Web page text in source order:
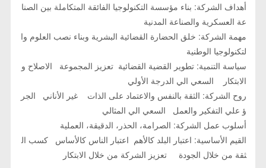
أهداف الشركة: بناء مؤسسة التكنولوجيا الفائقة المتكاملة بين الصنا
عة العسكرية والصناعة المدنية
مهمة الشركة: خلق الحضارة القضائية البشرية وبناء نصب العلوم وا
لتكنولوجيا الوطنية
سياسة التنمية: تطوير القضية القضائية تعزيز المجموعة الاصلاح و
الابتكار السعي الي الدرجة الأولي
روح الشركة: الثقة بالنفس والاعتماد على الذات غير الأناني الجر
ؤ علي التفكير والعمل السعي الي المثالي
أسلوب عمل الشركة: الصرامة، الحذر، الدقيقة، العملية
القيم الأساسية: اعتبار البلد كالأهم اعتبار الناس كالأساس كسب ال
ثقة من خلال الجودة تعزيز الشركة من خلال الابتكار